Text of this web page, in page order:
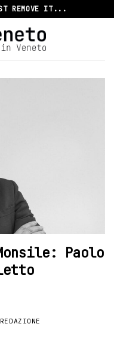
REMOVE IT...
Paolo
REDAZIONE